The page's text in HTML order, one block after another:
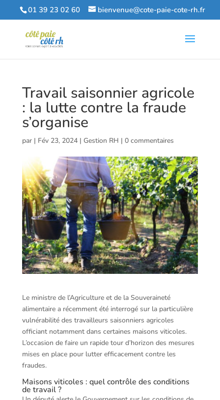
01 39 23 02 60 bienvenue@cote-paie-cote-rh.fr
Travail saisonnier agricole
: la lutte contre la fraude
s’organise
par | Fév 23, 2024| Gestion RH | 0 commentaires
Le ministre de l’Agriculture et de la Souveraineté
alimentaire a récemment été interrogé sur la particulière
vulnérabilité des travailleurs saisonniers agricoles
officiant notamment dans certaines maisons viticoles.
L’occasion de faire un rapide tour d’horizon des mesures
mises en place pour lutter efficacement contre les
fraudes.
Maisons viticoles : quel contrôle des conditions
de travail ?